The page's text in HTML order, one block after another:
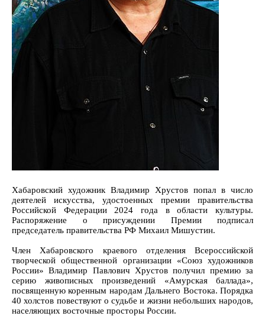
Хабаровский художник Владимир Хрустов попал в число
деятелей искусства, удостоенных премии правительства
Российской Федерации 2024 года в области культуры.
Распоряжение о присуждении Премии подписал
председатель правительства РФ Михаил Мишустин.
Член Хабаровского краевого отделения Всероссийской
творческой общественной организации «Союз художников
России» Владимир Павлович Хрустов получил премию за
серию живописных произведений «Амурская баллада»,
посвященную коренным народам Дальнего Востока. Порядка
40 холстов повествуют о судьбе и жизни небольших народов,
населяющих восточные просторы России.